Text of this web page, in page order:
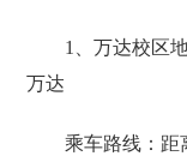
1、万达校区
万达
乘车路线：距